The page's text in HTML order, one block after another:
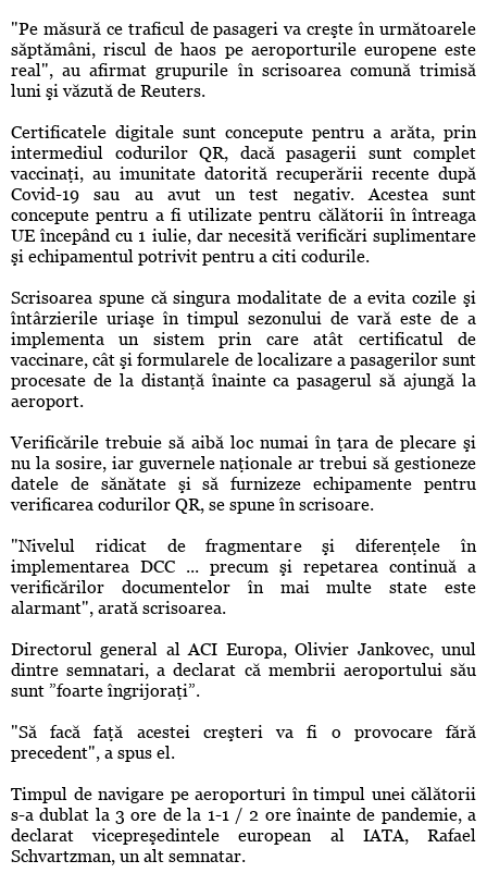
"Pe măsură ce traficul de pasageri va creşte în următoarele
săptămâni, riscul de haos pe aeroporturile europene este
real", au afirmat grupurile în scrisoarea comună trimisă
luni şi văzută de Reuters.
Certificatele digitale sunt concepute pentru a arăta, prin
intermediul codurilor QR, dacă pasagerii sunt complet
vaccinaţi, au imunitate datorită recuperării recente după
Covid-19 sau au avut un test negativ. Acestea sunt
concepute pentru a fi utilizate pentru călătorii în întreaga
UE începând cu 1 iulie, dar necesită verificări suplimentare
şi echipamentul potrivit pentru a citi codurile.
Scrisoarea spune că singura modalitate de a evita cozile şi
întârzierile uriaşe în timpul sezonului de vară este de a
implementa un sistem prin care atât certificatul de
vaccinare, cât şi formularele de localizare a pasagerilor sunt
procesate de la distanţă înainte ca pasagerul să ajungă la
aeroport.
Verificările trebuie să aibă loc numai în ţara de plecare şi
nu la sosire, iar guvernele naţionale ar trebui să gestioneze
datele de sănătate şi să furnizeze echipamente pentru
verificarea codurilor QR, se spune în scrisoare.
"Nivelul ridicat de fragmentare şi diferenţele în
implementarea DCC ... precum şi repetarea continuă a
verificărilor documentelor în mai multe state este
alarmant", arată scrisoarea.
Directorul general al ACI Europa, Olivier Jankovec, unul
dintre semnatari, a declarat că membrii aeroportului său
sunt ”foarte îngrijoraţi”.
"Să facă faţă acestei creşteri va fi o provocare fără
precedent", a spus el.
Timpul de navigare pe aeroporturi în timpul unei călătorii
s-a dublat la 3 ore de la 1-1 / 2 ore înainte de pandemie, a
declarat vicepreşedintele european al IATA, Rafael
Schvartzman, un alt semnatar.